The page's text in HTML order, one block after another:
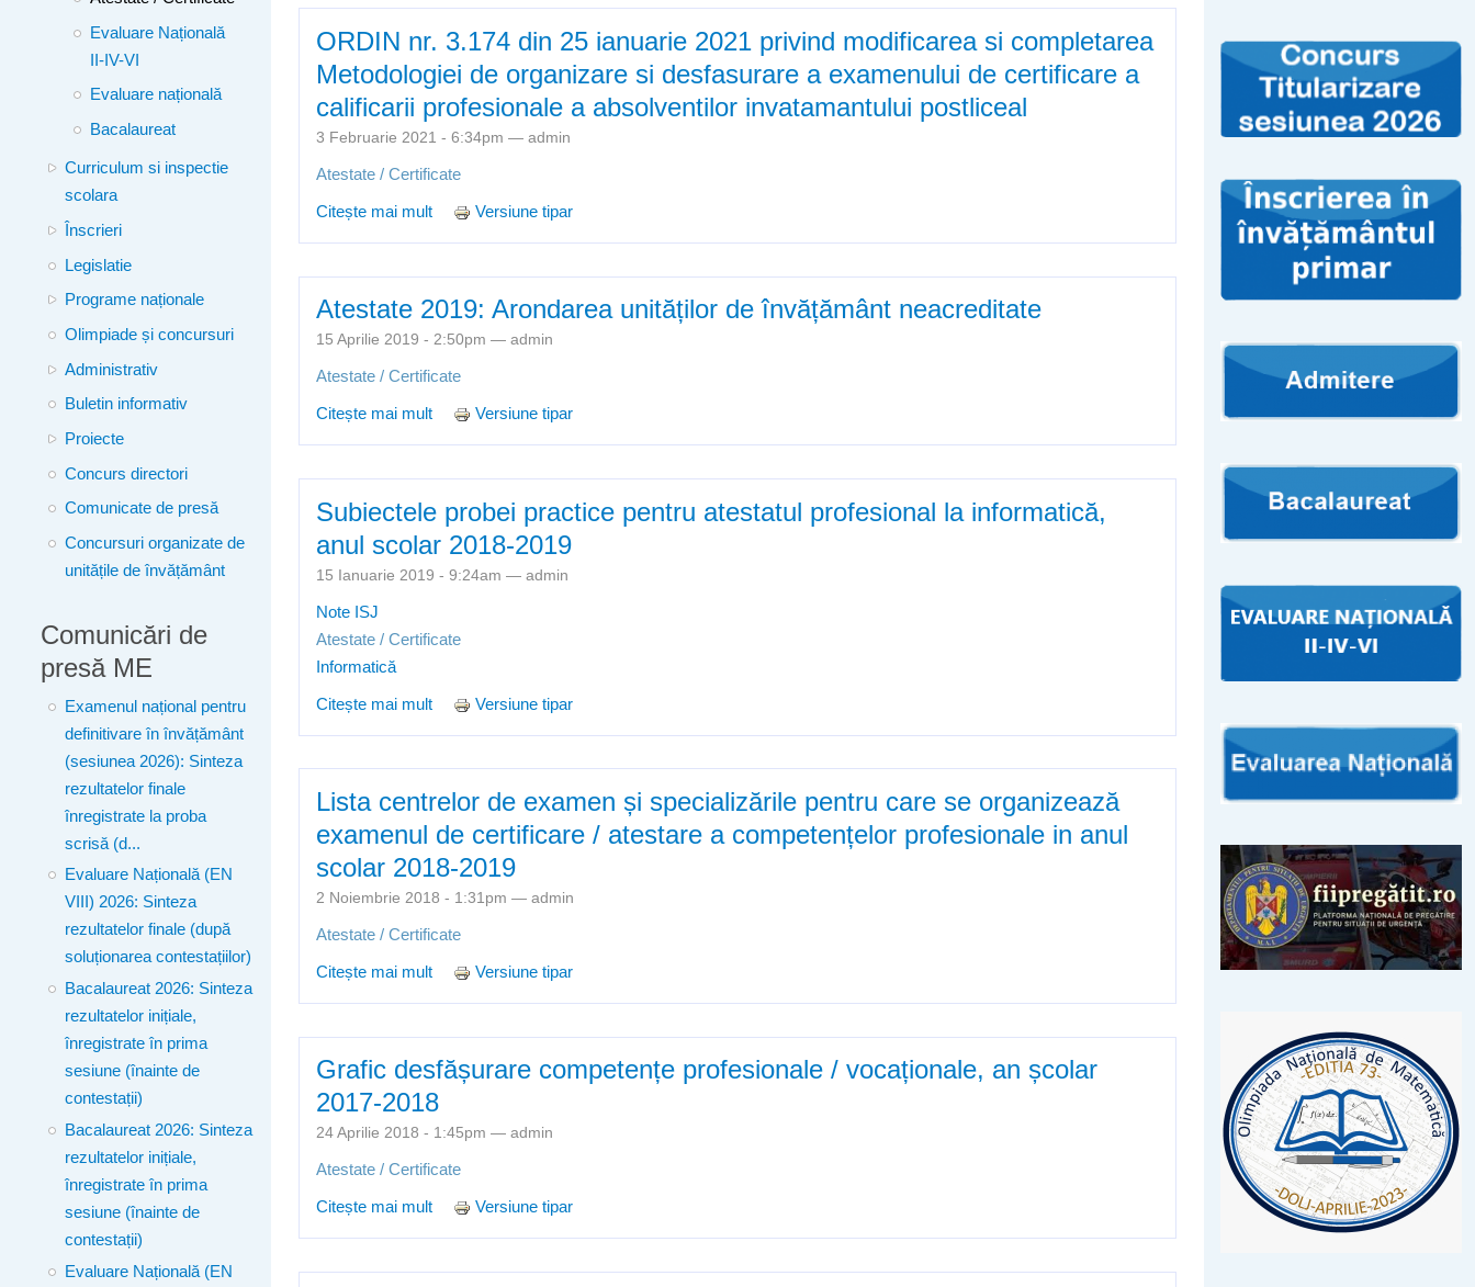
Evaluare Națională
II-IV-VI
Evaluare națională
Bacalaureat
Curriculum si inspectie
scolara
Înscrieri
Legislatie
Programe naționale
Olimpiade și concursuri
Administrativ
Buletin informativ
Proiecte
Concurs directori
Comunicate de presă
Concursuri organizate de
unitățile de învățământ
Comunicări de
presă ME
Examenul național pentru
definitivare în învățământ
(sesiunea 2026): Sinteza
rezultatelor finale
înregistrate la proba
scrisă (d...
Evaluare Națională (EN
VIII) 2026: Sinteza
rezultatelor finale (după
soluționarea contestațiilor)
Bacalaureat 2026: Sinteza
rezultatelor inițiale,
înregistrate în prima
sesiune (înainte de
contestații)
Bacalaureat 2026: Sinteza
rezultatelor inițiale,
înregistrate în prima
sesiune (înainte de
contestații)
Evaluare Națională (EN
ORDIN nr. 3.174 din 25 ianuarie 2021 privind modificarea si completarea
Metodologiei de organizare si desfasurare a examenului de certificare a
calificarii profesionale a absolventilor invatamantului postliceal
3 Februarie 2021 - 6:34pm — admin
Atestate / Certificate
Citește mai mult
despre ORDIN nr. 3.174 din 25 ianuarie 2021 privind modificarea si completarea Metodologiei de organizare
si desfasurare a examenului de certificare a calificarii profesionale a absolventilor invatamantului postliceal
Versiune tipar
Atestate 2019: Arondarea unităților de învățământ neacreditate
15 Aprilie 2019 - 2:50pm — admin
Atestate / Certificate
Citește mai mult despre Atestate 2019: Arondarea unităților de învățământ neacreditate
Versiune tipar
Subiectele probei practice pentru atestatul profesional la informatică,
anul scolar 2018-2019
15 Ianuarie 2019 - 9:24am — admin
Note ISJ
Atestate / Certificate
Informatică
Citește mai mult despre Subiectele probei practice pentru atestatul profesional la informatică, anul scolar 2018-2019
Versiune tipar
Lista centrelor de examen și specializările pentru care se organizează
examenul de certificare / atestare a competențelor profesionale in anul
scolar 2018-2019
2 Noiembrie 2018 - 1:31pm — admin
Atestate / Certificate
Citește mai mult
despre Lista centrelor de examen și specializările pentru care se organizează examenul de certificare /
atestare a competențelor profesionale in anul scolar 2018-2019
Versiune tipar
Grafic desfășurare competențe profesionale / vocaționale, an școlar
2017-2018
24 Aprilie 2018 - 1:45pm — admin
Atestate / Certificate
Citește mai mult despre Grafic desfășurare competențe profesionale / vocaționale, an școlar 2017-2018
Versiune tipar